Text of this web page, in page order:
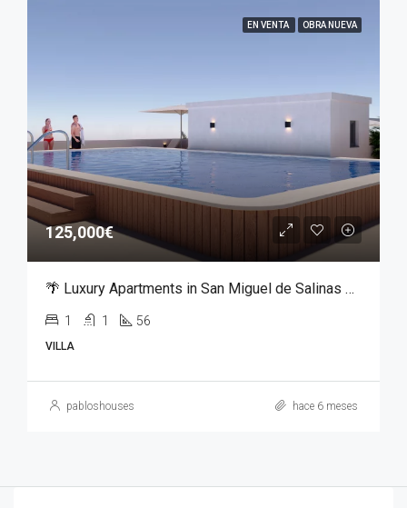
EN VENTA OBRA NUEVA
125,000€
🌴 Luxury Apartments in San Miguel de Salinas – From €125,000
1 1 56
VILLA
pabloshouses hace 6 meses